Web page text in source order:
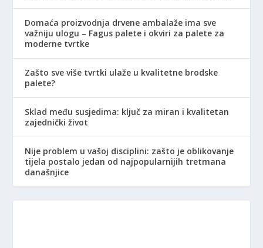
Domaća proizvodnja drvene ambalaže ima sve
važniju ulogu – Fagus palete i okviri za palete za
moderne tvrtke
Zašto sve više tvrtki ulaže u kvalitetne brodske
palete?
Sklad među susjedima: ključ za miran i kvalitetan
zajednički život
Nije problem u vašoj disciplini: zašto je oblikovanje
tijela postalo jedan od najpopularnijih tretmana
današnjice